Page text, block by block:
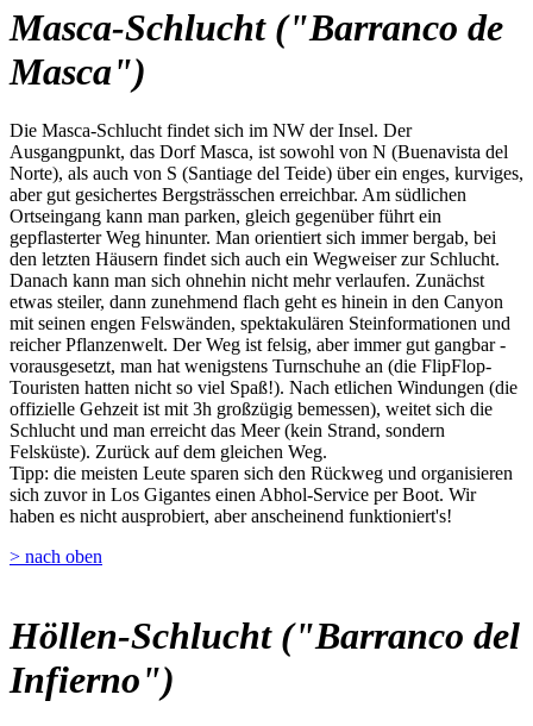
Masca-Schlucht ("Barranco de
Masca")
Die Masca-Schlucht findet sich im NW der Insel. Der
Ausgangpunkt, das Dorf Masca, ist sowohl von N (Buenavista del
Norte), als auch von S (Santiage del Teide) über ein enges, kurviges,
aber gut gesichertes Bergsträsschen erreichbar. Am südlichen
Ortseingang kann man parken, gleich gegenüber führt ein
gepflasterter Weg hinunter. Man orientiert sich immer bergab, bei
den letzten Häusern findet sich auch ein Wegweiser zur Schlucht.
Danach kann man sich ohnehin nicht mehr verlaufen. Zunächst
etwas steiler, dann zunehmend flach geht es hinein in den Canyon
mit seinen engen Felswänden, spektakulären Steinformationen und
reicher Pflanzenwelt. Der Weg ist felsig, aber immer gut gangbar -
vorausgesetzt, man hat wenigstens Turnschuhe an (die FlipFlop-
Touristen hatten nicht so viel Spaß!). Nach etlichen Windungen (die
offizielle Gehzeit ist mit 3h großzügig bemessen), weitet sich die
Schlucht und man erreicht das Meer (kein Strand, sondern
Felsküste). Zurück auf dem gleichen Weg.
Tipp: die meisten Leute sparen sich den Rückweg und organisieren
sich zuvor in Los Gigantes einen Abhol-Service per Boot. Wir
haben es nicht ausprobiert, aber anscheinend funktioniert's!
> nach oben
Höllen-Schlucht ("Barranco del
Infierno")